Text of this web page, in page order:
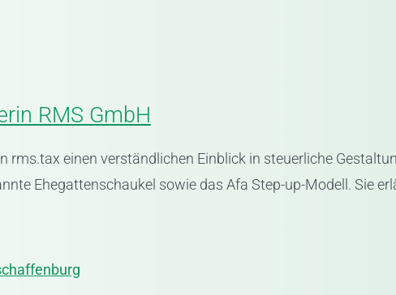
RMS GmbH
rms.tax einen verständlichen Einblick in steuerliche
Ehegattenschaukel sowie das Afa Step-up-Modell. Sie